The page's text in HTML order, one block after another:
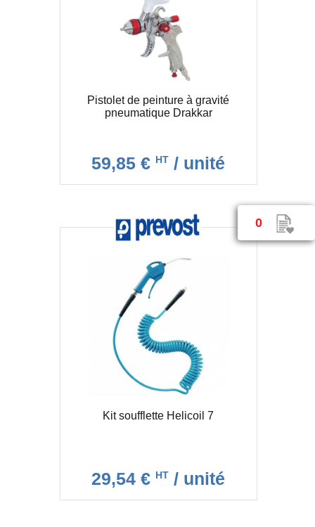
0
Pistolet de peinture à gravité
pneumatique Drakkar
59,85 € HT / unité
Kit soufflette Helicoil 7
29,54 € HT / unité